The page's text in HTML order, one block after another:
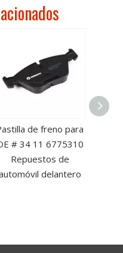
de freno para
# 34 11 6775310
Repuestos de
delantero